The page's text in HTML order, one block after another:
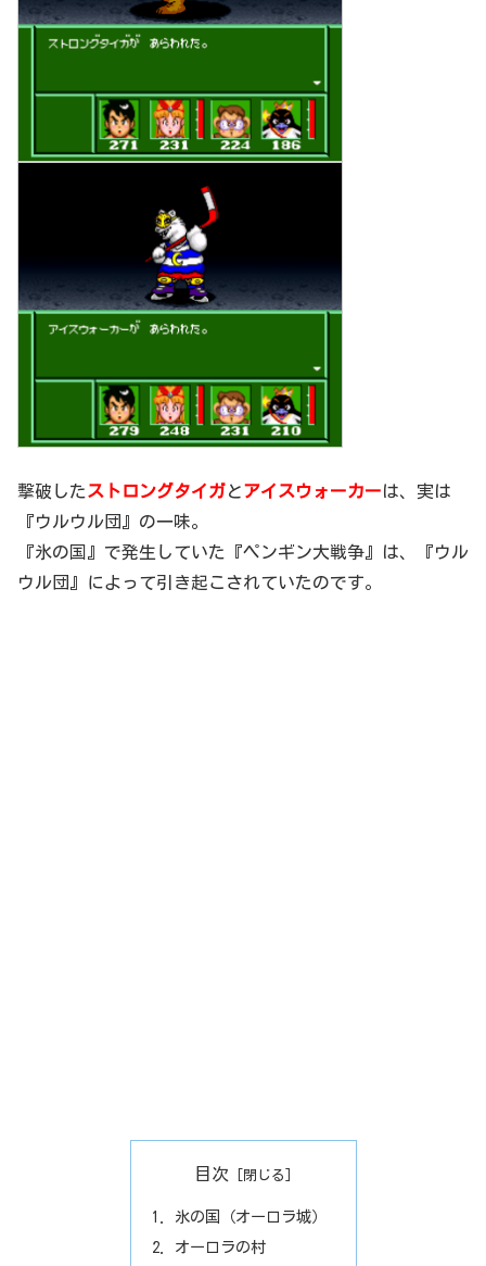
撃破した ストロングタイガとアイスウォーカーは、実は
『ウルウル団』の一味。
『氷の国』で発生していた『ペンギン大戦争』は、『ウル
ウル団』によって引き起こされていたのです。
目次
氷の国（オーロラ城）
オーロラの村